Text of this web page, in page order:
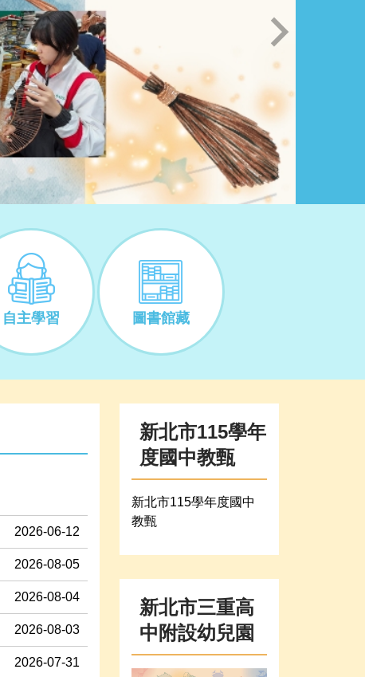
自主學習 圖書館藏
2026-06-12
2026-08-05
2026-08-04
2026-08-03
2026-07-31
新北市115學年
度國中教甄
新北市115學年度國中
教甄
新北市三重高
中附設幼兒園